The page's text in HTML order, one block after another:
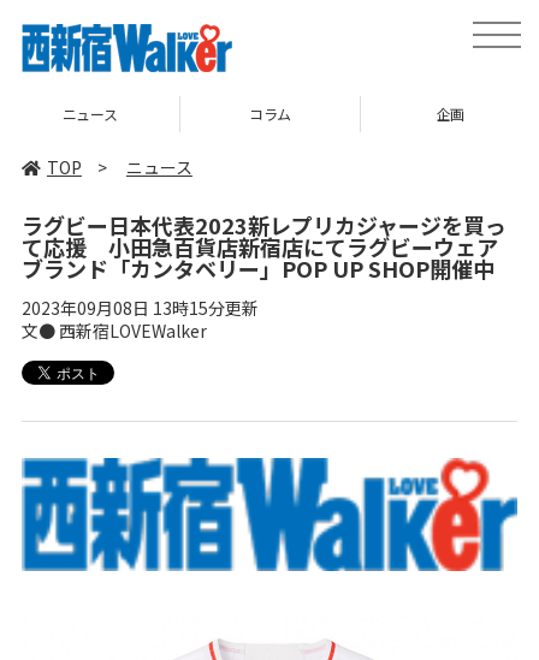
toggle
ニュース コラム 企画
TOP > ニュース
ラグビー日本代表2023新レプリカジャージを買っ
て応援 小田急百貨店新宿店にてラグビーウェア
ブランド「カンタベリー」POP UP SHOP開催中
2023年09月08日 13時15分更新
文● 西新宿LOVEWalker